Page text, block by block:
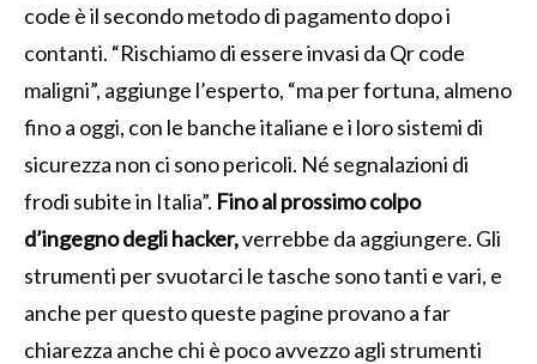
code è il secondo metodo di pagamento dopo i
contanti. “Rischiamo di essere invasi da Qr code
maligni”, aggiunge l’esperto, “ma per fortuna, almeno
fino a oggi, con le banche italiane e i loro sistemi di
sicurezza non ci sono pericoli. Né segnalazioni di
frodi subite in Italia”. Fino al prossimo colpo
d’ingegno degli hacker,verrebbe da aggiungere. Gli
strumenti per svuotarci le tasche sono tanti e vari, e
anche per questo queste pagine provano a far
chiarezza anche chi è poco avvezzo agli strumenti